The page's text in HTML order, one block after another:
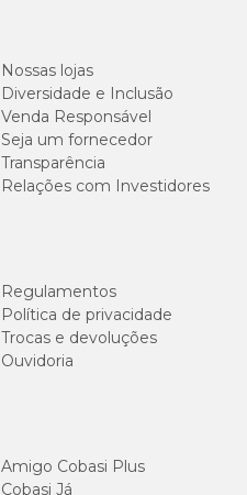
Nossas lojas
Diversidade e Inclusão
Venda Responsável
Seja um fornecedor
Transparência
Relações com Investidores
Regulamentos
Política de privacidade
Trocas e devoluções
Ouvidoria
Amigo Cobasi Plus
Cobasi Já